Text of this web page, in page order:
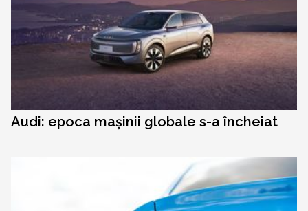
Audi: epoca mașinii globale s-a încheiat